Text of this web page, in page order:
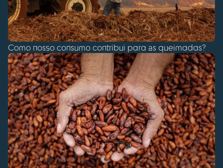
Como nosso consumo contribui para as queimadas?